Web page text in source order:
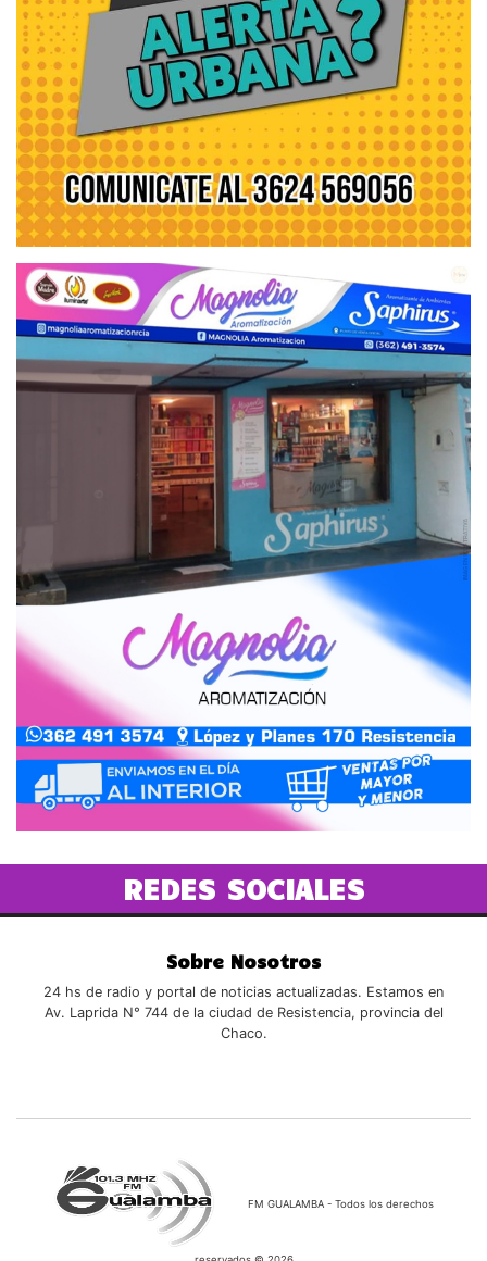
REDES SOCIALES
Sobre Nosotros
24 hs de radio y portal de noticias actualizadas. Estamos en
Av. Laprida N° 744 de la ciudad de Resistencia, provincia del
Chaco.
FM GUALAMBA - Todos los derechos